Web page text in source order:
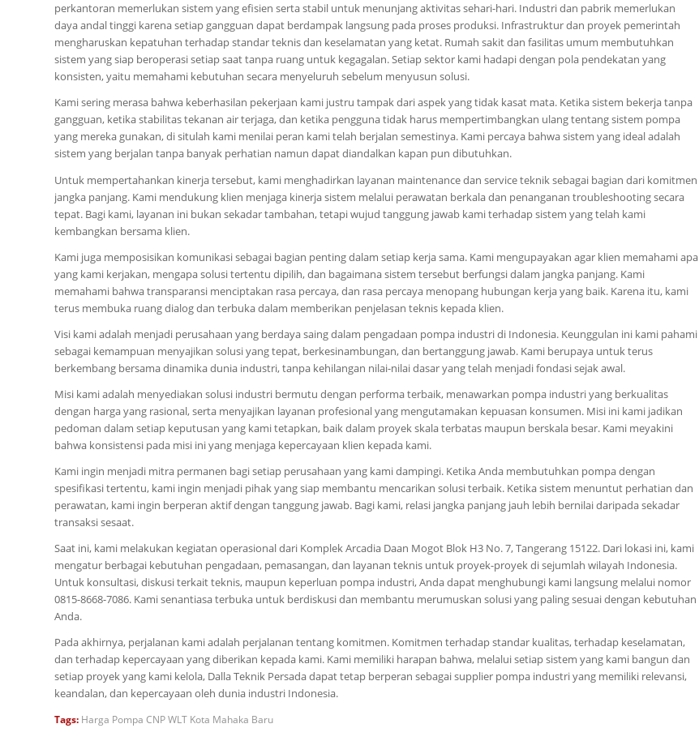
perkantoran memerlukan sistem yang efisien serta stabil untuk menunjang aktivitas sehari-hari. Industri dan pabrik memerlukan
daya andal tinggi karena setiap gangguan dapat berdampak langsung pada proses produksi. Infrastruktur dan proyek pemerintah
mengharuskan kepatuhan terhadap standar teknis dan keselamatan yang ketat. Rumah sakit dan fasilitas umum membutuhkan
sistem yang siap beroperasi setiap saat tanpa ruang untuk kegagalan. Setiap sektor kami hadapi dengan pola pendekatan yang
konsisten, yaitu memahami kebutuhan secara menyeluruh sebelum menyusun solusi.
Kami sering merasa bahwa keberhasilan pekerjaan kami justru tampak dari aspek yang tidak kasat mata. Ketika sistem bekerja tanpa
gangguan, ketika stabilitas tekanan air terjaga, dan ketika pengguna tidak harus mempertimbangkan ulang tentang sistem pompa
yang mereka gunakan, di situlah kami menilai peran kami telah berjalan semestinya. Kami percaya bahwa sistem yang ideal adalah
sistem yang berjalan tanpa banyak perhatian namun dapat diandalkan kapan pun dibutuhkan.
Untuk mempertahankan kinerja tersebut, kami menghadirkan layanan maintenance dan service teknik sebagai bagian dari komitmen
jangka panjang. Kami mendukung klien menjaga kinerja sistem melalui perawatan berkala dan penanganan troubleshooting secara
tepat. Bagi kami, layanan ini bukan sekadar tambahan, tetapi wujud tanggung jawab kami terhadap sistem yang telah kami
kembangkan bersama klien.
Kami juga memposisikan komunikasi sebagai bagian penting dalam setiap kerja sama. Kami mengupayakan agar klien memahami apa
yang kami kerjakan, mengapa solusi tertentu dipilih, dan bagaimana sistem tersebut berfungsi dalam jangka panjang. Kami
memahami bahwa transparansi menciptakan rasa percaya, dan rasa percaya menopang hubungan kerja yang baik. Karena itu, kami
terus membuka ruang dialog dan terbuka dalam memberikan penjelasan teknis kepada klien.
Visi kami adalah menjadi perusahaan yang berdaya saing dalam pengadaan pompa industri di Indonesia. Keunggulan ini kami pahami
sebagai kemampuan menyajikan solusi yang tepat, berkesinambungan, dan bertanggung jawab. Kami berupaya untuk terus
berkembang bersama dinamika dunia industri, tanpa kehilangan nilai-nilai dasar yang telah menjadi fondasi sejak awal.
Misi kami adalah menyediakan solusi industri bermutu dengan performa terbaik, menawarkan pompa industri yang berkualitas
dengan harga yang rasional, serta menyajikan layanan profesional yang mengutamakan kepuasan konsumen. Misi ini kami jadikan
pedoman dalam setiap keputusan yang kami tetapkan, baik dalam proyek skala terbatas maupun berskala besar. Kami meyakini
bahwa konsistensi pada misi ini yang menjaga kepercayaan klien kepada kami.
Kami ingin menjadi mitra permanen bagi setiap perusahaan yang kami dampingi. Ketika Anda membutuhkan pompa dengan
spesifikasi tertentu, kami ingin menjadi pihak yang siap membantu mencarikan solusi terbaik. Ketika sistem menuntut perhatian dan
perawatan, kami ingin berperan aktif dengan tanggung jawab. Bagi kami, relasi jangka panjang jauh lebih bernilai daripada sekadar
transaksi sesaat.
Saat ini, kami melakukan kegiatan operasional dari Komplek Arcadia Daan Mogot Blok H3 No. 7, Tangerang 15122. Dari lokasi ini, kami
mengatur berbagai kebutuhan pengadaan, pemasangan, dan layanan teknis untuk proyek-proyek di sejumlah wilayah Indonesia.
Untuk konsultasi, diskusi terkait teknis, maupun keperluan pompa industri, Anda dapat menghubungi kami langsung melalui nomor
0815-8668-7086. Kami senantiasa terbuka untuk berdiskusi dan membantu merumuskan solusi yang paling sesuai dengan kebutuhan
Anda.
Pada akhirnya, perjalanan kami adalah perjalanan tentang komitmen. Komitmen terhadap standar kualitas, terhadap keselamatan,
dan terhadap kepercayaan yang diberikan kepada kami. Kami memiliki harapan bahwa, melalui setiap sistem yang kami bangun dan
setiap proyek yang kami kelola, Dalla Teknik Persada dapat tetap berperan sebagai supplier pompa industri yang memiliki relevansi,
keandalan, dan kepercayaan oleh dunia industri Indonesia.
Tags: Harga Pompa CNP WLT Kota Mahaka Baru